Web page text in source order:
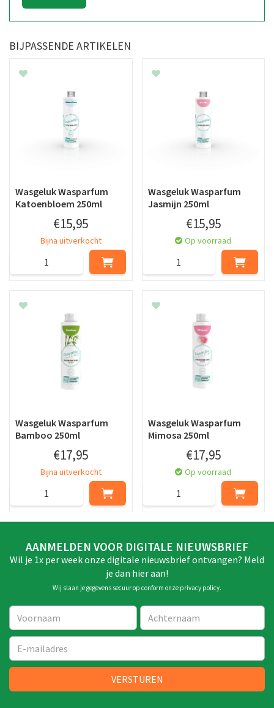
BIJPASSENDE ARTIKELEN
Wasgeluk Wasparfum
Katoenbloem 250ml
€15,95
Bijna uitverkocht
Wasgeluk Wasparfum
Jasmijn 250ml
€15,95
Op voorraad
Wasgeluk Wasparfum
Bamboo 250ml
€17,95
Bijna uitverkocht
Wasgeluk Wasparfum
Mimosa 250ml
€17,95
Op voorraad
AANMELDEN VOOR DIGITALE NIEUWSBRIEF
Wil je 1x per week onze digitale nieuwsbrief ontvangen? Meld
je dan hier aan!
Wij slaan je gegevens secuur op conform onze privacy policy.